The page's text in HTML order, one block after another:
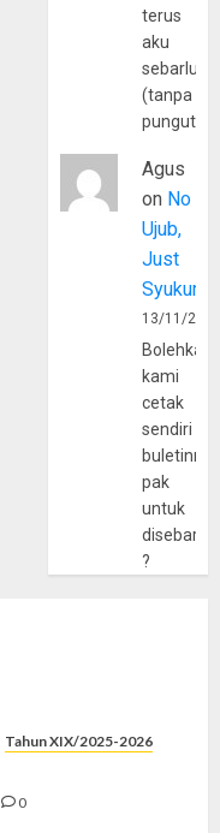
terus
aku
(tanpa
Agus
on No
Ujub,
Just
Syukur
13/11/
Bolehkah
kami
cetak
sendiri
pak
untuk
?
Tahun XIX/2025-2026
0